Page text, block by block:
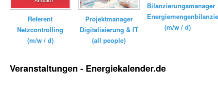
Referent
Netzcontrolling
(m/w / d)
Projektmanager
Digitalisierung & IT
(all people)
Bilanzierungsmanager
(m/w / d)
Veranstaltungen - Energiekalender.de